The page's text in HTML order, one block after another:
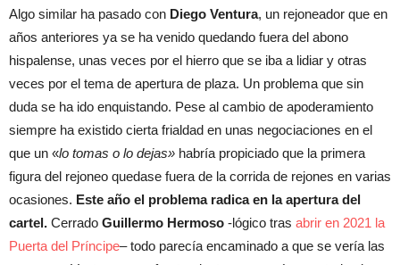
Algo similar ha pasado con Diego Ventura, un rejoneador que en
años anteriores ya se ha venido quedando fuera del abono
hispalense, unas veces por el hierro que se iba a lidiar y otras
veces por el tema de apertura de plaza. Un problema que sin
duda se ha ido enquistando. Pese al cambio de apoderamiento
siempre ha existido cierta frialdad en unas negociaciones en el
que un «lo tomas o lo dejas» habría propiciado que la primera
figura del rejoneo quedase fuera de la corrida de rejones en varias
ocasiones. Este año el problema radica en la apertura del
cartel. Cerrado Guillermo Hermoso -lógico tras abrir en 2021 la
Puerta del Príncipe– todo parecía encaminado a que se vería las